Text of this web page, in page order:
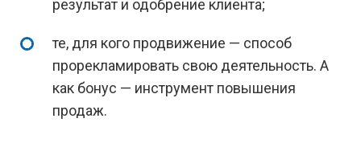
результат и одобрение клиента;
те, для кого продвижение — способ
прорекламировать свою деятельность. А
как бонус — инструмент повышения
продаж.